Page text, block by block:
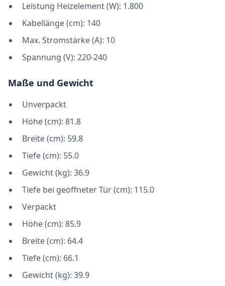
Leistung Heizelement (W): 1.800
Kabellänge (cm): 140
Max. Stromstärke (A): 10
Spannung (V): 220-240
Maße und Gewicht
Unverpackt
Höhe (cm): 81.8
Breite (cm): 59.8
Tiefe (cm): 55.0
Gewicht (kg): 36.9
Tiefe bei geöffneter Tür (cm): 115.0
Verpackt
Höhe (cm): 85.9
Breite (cm): 64.4
Tiefe (cm): 66.1
Gewicht (kg): 39.9